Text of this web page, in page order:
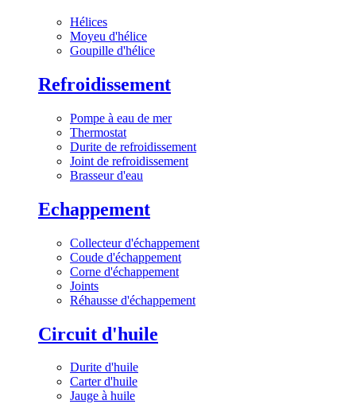
Hélices
Moyeu d'hélice
Goupille d'hélice
Refroidissement
Pompe à eau de mer
Thermostat
Durite de refroidissement
Joint de refroidissement
Brasseur d'eau
Echappement
Collecteur d'échappement
Coude d'échappement
Corne d'échappement
Joints
Réhausse d'échappement
Circuit d'huile
Durite d'huile
Carter d'huile
Jauge à huile